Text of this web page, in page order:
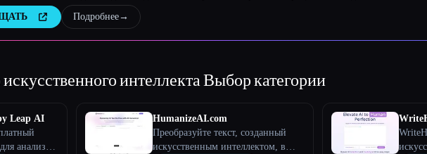
Подробнее→
интеллектаВыбор категории
Leap AI
анализа
HumanizeAI.com
Преобразуйте текст, созданный
искусственным интеллектом, в